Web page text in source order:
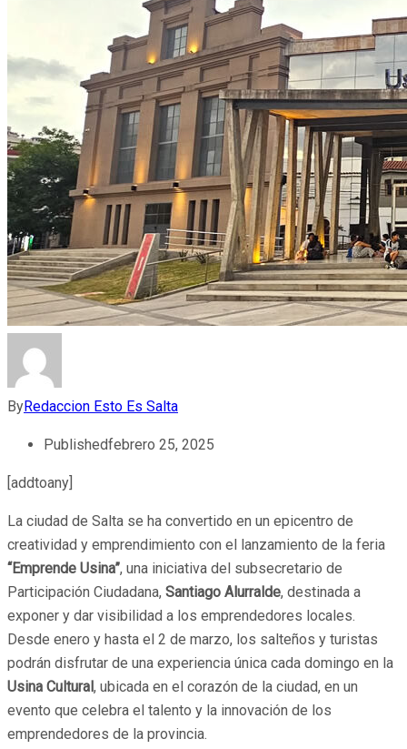
ByRedaccion Esto Es Salta
Publishedfebrero 25, 2025
[addtoany]
La ciudad de Salta se ha convertido en un epicentro de
creatividad y emprendimiento con el lanzamiento de la feria
“Emprende Usina”, una iniciativa del subsecretario de
Participación Ciudadana, Santiago Alurralde, destinada a
exponer y dar visibilidad a los emprendedores locales.
Desde enero y hasta el 2 de marzo, los salteños y turistas
podrán disfrutar de una experiencia única cada domingo en la
Usina Cultural, ubicada en el corazón de la ciudad, en un
evento que celebra el talento y la innovación de los
emprendedores de la provincia.